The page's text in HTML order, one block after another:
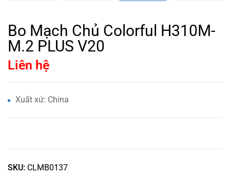
Bo Mạch Chủ Colorful H310M-
M.2 PLUS V20
Liên hệ
Xuất xứ: China
SKU: CLMB0137